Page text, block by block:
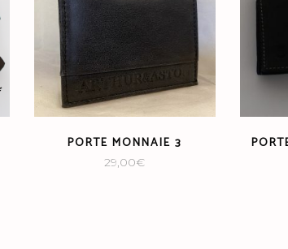
PORTE MONNAIE 3
29,00€